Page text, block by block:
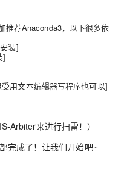
推荐Anaconda3，以下很多依
装]
]
用文本编辑器写程序也可以]
Arbiter来进行扫雷！）
完成了！让我们开始吧~